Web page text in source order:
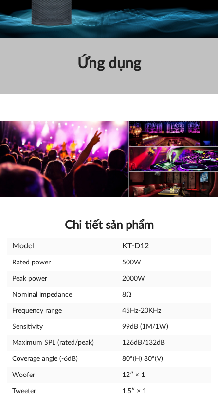
Ứng dụng
Chi tiết sản phẩm
Model KT-D12
Rated power 500W
Peak power 2000W
Nominal impedance 8Ω
Frequency range 45Hz-20KHz
Sensitivity 99dB (1M/1W)
Maximum SPL (rated/peak) 126dB/132dB
Coverage angle (-6dB) 80°(H) 80°(V)
Woofer 12″ × 1
Tweeter 1.5″ × 1